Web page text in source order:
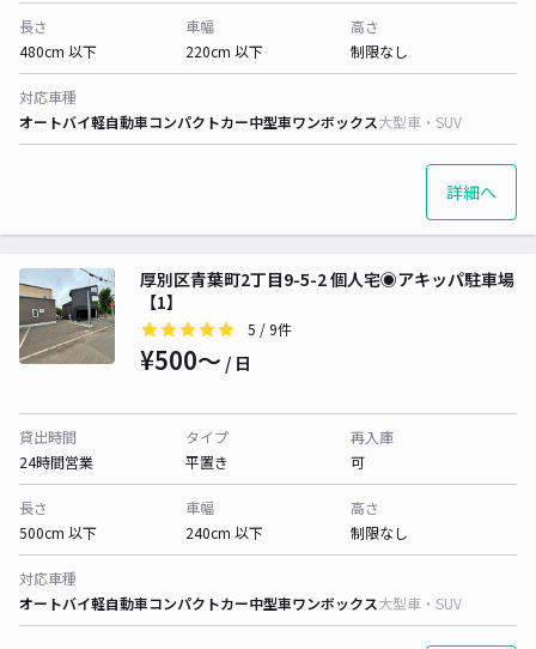
長さ
480cm 以下
車幅
220cm 以下
高さ
制限なし
対応車種
オートバイ軽自動車コンパクトカー中型車ワンボックス大型車・SUV
詳細へ
厚別区青葉町2丁目9-5-2 個人宅◉アキッパ駐車場
【1】
5 / 9件
¥500〜 / 日
貸出時間
24時間営業
タイプ
平置き
再入庫
可
長さ
500cm 以下
車幅
240cm 以下
高さ
制限なし
対応車種
オートバイ軽自動車コンパクトカー中型車ワンボックス大型車・SUV